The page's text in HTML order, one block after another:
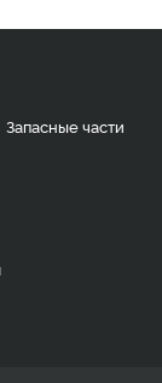
Запасные части